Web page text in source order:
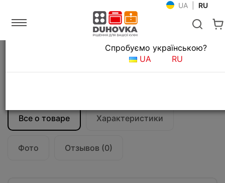
UA RU
Мойки и смесители
Ручной пробойник Ф 35 Franke
Все о товаре Характеристики
Фото Отзывов (0)
Язык магазина
Спробуємо українською?
UA
RU